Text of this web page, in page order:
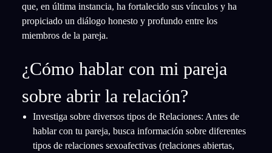
que, en última instancia, ha fortalecido sus vínculos y ha
propiciado un diálogo honesto y profundo entre los
miembros de la pareja.
¿Cómo hablar con mi pareja
sobre abrir la relación?
Investiga sobre diversos tipos de Relaciones: Antes de
hablar con tu pareja, busca información sobre diferentes
tipos de relaciones sexoafectivas (relaciones abiertas,